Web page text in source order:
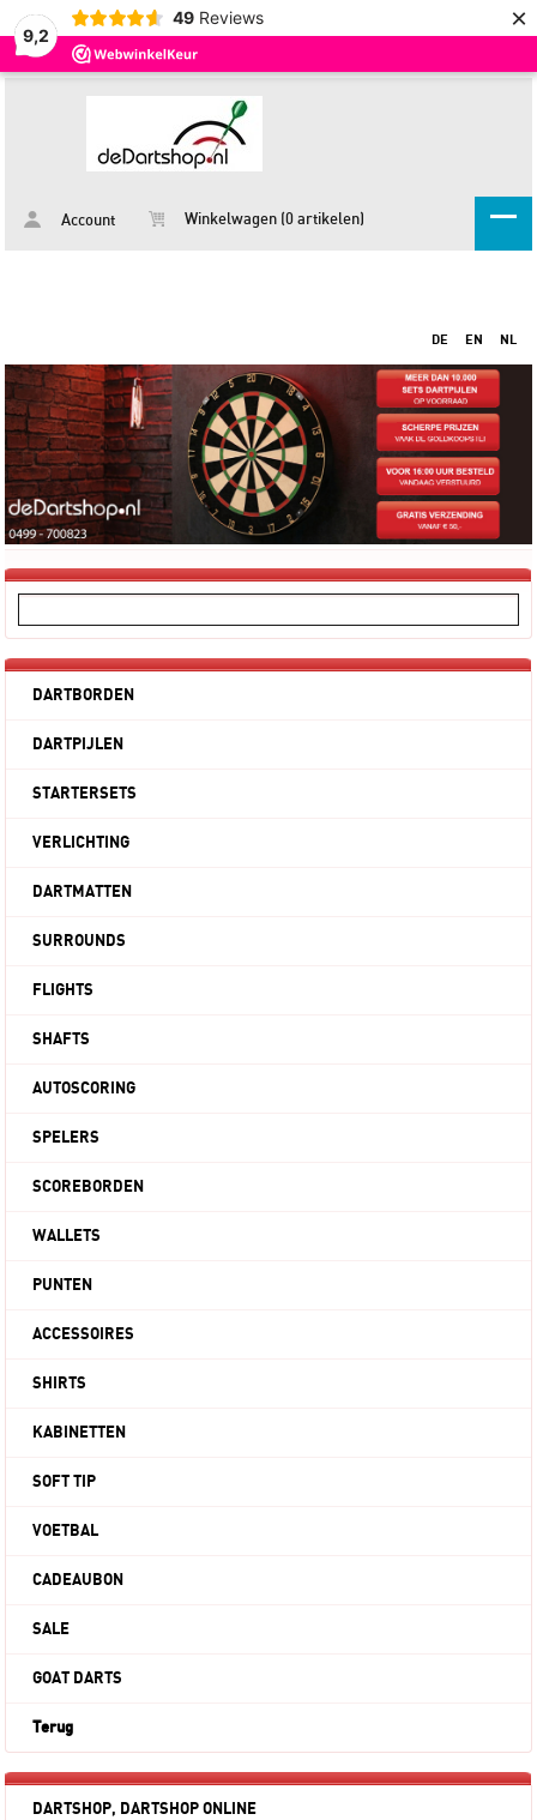
9,2
49 Reviews ×
Account Winkelwagen (0 artikelen)
DE EN NL
DARTBORDEN
DARTPIJLEN
STARTERSETS
VERLICHTING
DARTMATTEN
SURROUNDS
FLIGHTS
SHAFTS
AUTOSCORING
SPELERS
SCOREBORDEN
WALLETS
PUNTEN
ACCESSOIRES
SHIRTS
KABINETTEN
SOFT TIP
VOETBAL
CADEAUBON
SALE
GOAT DARTS
Terug
DARTSHOP, DARTSHOP ONLINE